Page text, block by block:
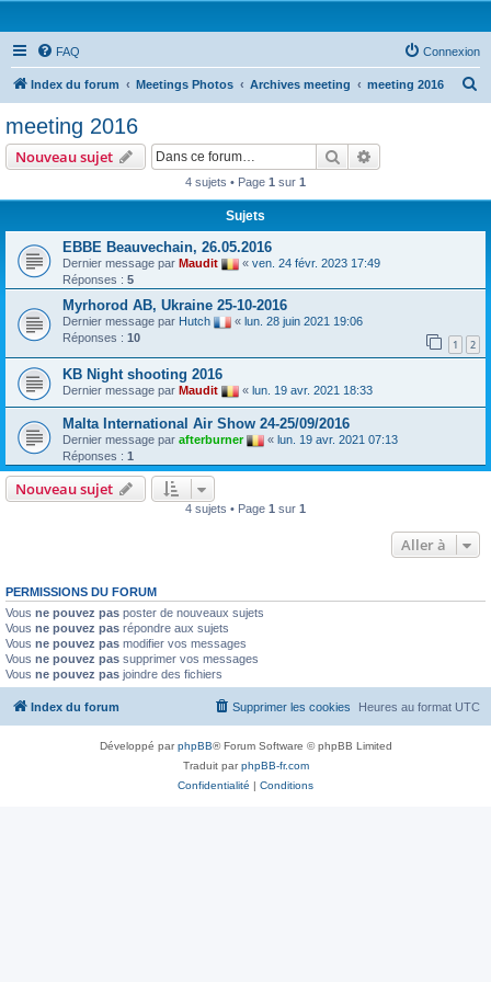
FAQ Connexion
Index du forum Meetings Photos Archives meeting meeting 2016
e
meeting 2016
Nouveau sujet Rechercher
4 sujets • Page 1 sur 1
Sujets
EBBE Beauvechain, 26.05.2016
Dernier message par Maudit « ven. 24 févr. 2023 17:49
Réponses : 5
Myrhorod AB, Ukraine 25-10-2016
Dernier message par Hutch « lun. 28 juin 2021 19:06
Réponses : 10 1 2
KB Night shooting 2016
Dernier message par Maudit « lun. 19 avr. 2021 18:33
Malta International Air Show 24-25/09/2016
Dernier message par afterburner « lun. 19 avr. 2021 07:13
Réponses : 1
Nouveau sujet
4 sujets • Page 1 sur 1
Aller à
PERMISSIONS DU FORUM
Vous ne pouvez pas poster de nouveaux sujets
Vous ne pouvez pas répondre aux sujets
Vous ne pouvez pas modifier vos messages
Vous ne pouvez pas supprimer vos messages
Vous ne pouvez pas joindre des fichiers
Index du forum Heures au format UTC
Supprimer les cookies
Développé parphpBB® Forum Software © phpBB Limited
Traduit parphpBB-fr.com
Confidentialité | Conditions